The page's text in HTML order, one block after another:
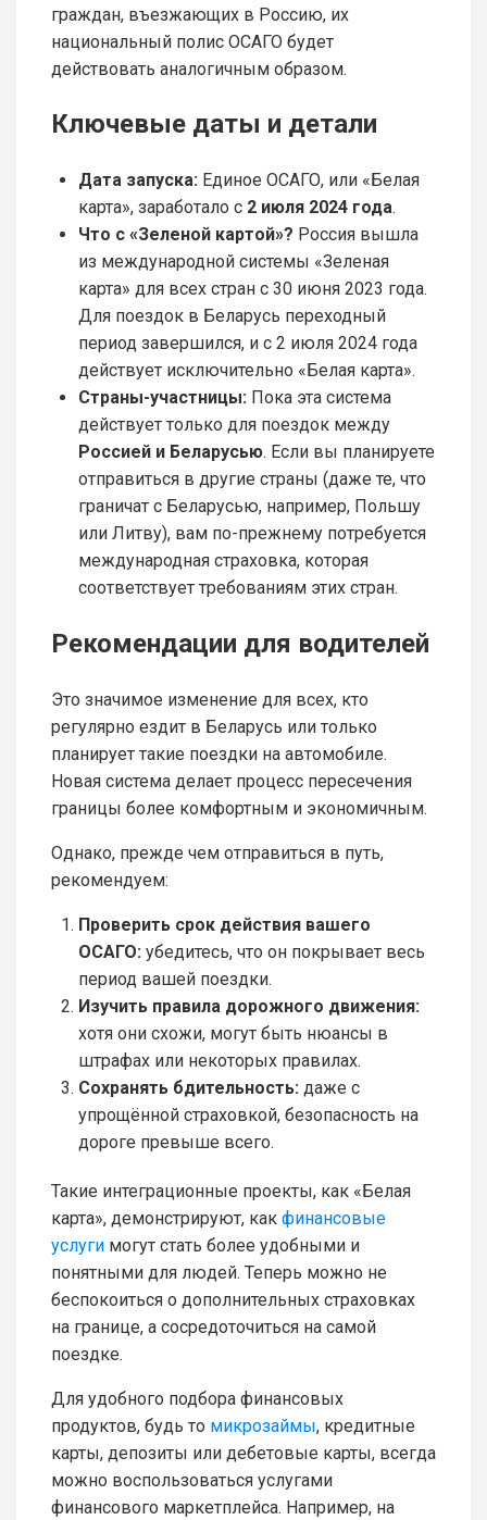
граждан, въезжающих в Россию, их
национальный полис ОСАГО будет
действовать аналогичным образом.
Ключевые даты и детали
Дата запуска: Единое ОСАГО, или «Белая
карта», заработало с 2 июля 2024 года.
Что с «Зеленой картой»? Россия вышла
из международной системы «Зеленая
карта» для всех стран с 30 июня 2023 года.
Для поездок в Беларусь переходный
период завершился, и с 2 июля 2024 года
действует исключительно «Белая карта».
Страны-участницы: Пока эта система
действует только для поездок между
Россией и Беларусью. Если вы планируете
отправиться в другие страны (даже те, что
граничат с Беларусью, например, Польшу
или Литву), вам по-прежнему потребуется
международная страховка, которая
соответствует требованиям этих стран.
Рекомендации для водителей
Это значимое изменение для всех, кто
регулярно ездит в Беларусь или только
планирует такие поездки на автомобиле.
Новая система делает процесс пересечения
границы более комфортным и экономичным.
Однако, прежде чем отправиться в путь,
рекомендуем:
Проверить срок действия вашего
ОСАГО: убедитесь, что он покрывает весь
период вашей поездки.
Изучить правила дорожного движения:
хотя они схожи, могут быть нюансы в
штрафах или некоторых правилах.
Сохранять бдительность: даже с
упрощённой страховкой, безопасность на
дороге превыше всего.
Такие интеграционные проекты, как «Белая
карта», демонстрируют, как финансовые
услуги могут стать более удобными и
понятными для людей. Теперь можно не
беспокоиться о дополнительных страховках
на границе, а сосредоточиться на самой
поездке.
Для удобного подбора финансовых
продуктов, будь то микрозаймы, кредитные
карты, депозиты или дебетовые карты, всегда
можно воспользоваться услугами
финансового маркетплейса. Например, на